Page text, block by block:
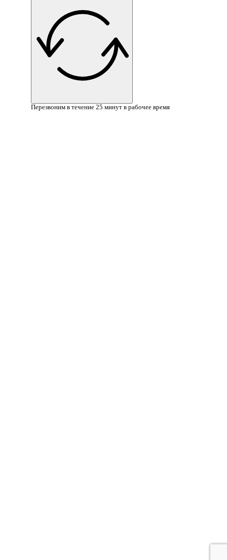
Перезвоним в течение 25 минут в рабочее время